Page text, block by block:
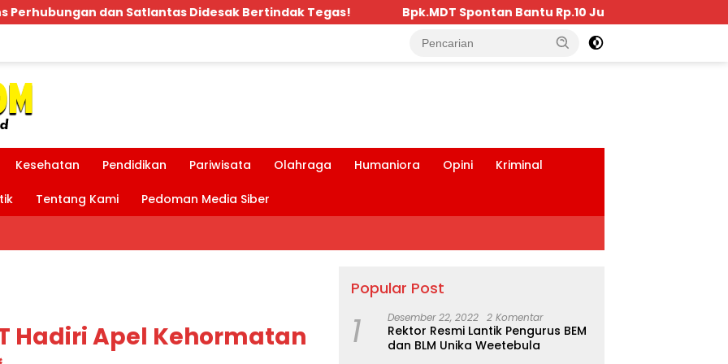
Didesak Bertindak Tegas! Bpk.MDT Spontan Bantu Rp.10 Juta, Kepada Pengurus KKBD Seluruh Warga
Kesehatan Pendidikan Pariwisata Olahraga Humaniora Opini Kriminal
Tentang Kami Pedoman Media Siber
Hadiri Apel Kehormatan
Popular Post
1 Desember 22, 2022 2 Komentar
Rektor Resmi Lantik Pengurus BEM
dan BLM Unika Weetebula